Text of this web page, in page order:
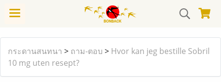
กระดานสนทนา > ถาม-ตอบ > Hvor kan jeg bestille Sobril
10 mg uten resept?